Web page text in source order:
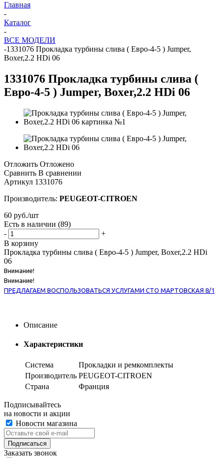
Главная
-
Каталог
-
ВСЕ МОДЕЛИ
-1331076 Прокладка турбины слива ( Евро-4-5 ) Jumper,
Boxer,2.2 HDi 06
1331076 Прокладка турбины слива (
Евро-4-5 ) Jumper, Boxer,2.2 HDi 06
Отложить Отложено
Сравнить В сравнении
Артикул 1331076
Производитель: PEUGEOT-CITROEN
60 руб./шт
Есть в наличии (89)
-
+
В корзину
Прокладка турбины слива ( Евро-4-5 ) Jumper, Boxer,2.2 HDi
06
Внимание!
Внимание!
ПРЕДЛАГАЕМ ВОСПОЛЬЗОВАТЬСЯ УСЛУГАМИ СТО МАРТОВСКАЯ 8/1
Описание
Характеристики
Система
Прокладки и ремкомплекты
Производитель PEUGEOT-CITROEN
Страна
Франция
Подписывайтесь
на новости и акции
Новости магазина
Заказать звонок